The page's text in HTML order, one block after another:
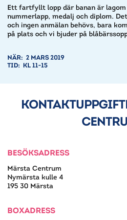
Ett fartfyllt lopp där banan är
nummerlapp, medalj och diplom.
och ingen anmälan behövs, bara
på plats och vi bjuder på
NÄR: 2 MARS 2019
TID: KL 11-15
BESÖKSADRESS
Märsta Centrum
Nymärsta kulle 4
195 30 Märsta
BOXADRESS